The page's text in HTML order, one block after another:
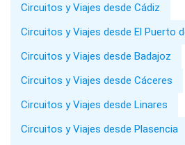
Circuitos y Viajes desde Cádiz
Circuitos y Viajes desde El Puerto
Circuitos y Viajes desde Badajoz
Circuitos y Viajes desde Cáceres
Circuitos y Viajes desde Linares
Circuitos y Viajes desde Plasencia